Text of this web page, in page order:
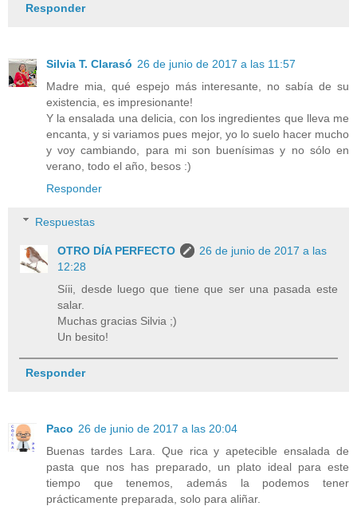
Responder
Silvia T. Clarasó 26 de junio de 2017 a las 11:57
Madre mia, qué espejo más interesante, no sabía de su
existencia, es impresionante!
Y la ensalada una delicia, con los ingredientes que lleva me
encanta, y si variamos pues mejor, yo lo suelo hacer mucho
y voy cambiando, para mi son buenísimas y no sólo en
verano, todo el año, besos :)
Responder
Respuestas
OTRO DÍA PERFECTO
26 de junio de 2017 a las
12:28
Síii, desde luego que tiene que ser una pasada este
salar.
Muchas gracias Silvia ;)
Un besito!
Responder
Paco 26 de junio de 2017 a las 20:04
Buenas tardes Lara. Que rica y apetecible ensalada de
pasta que nos has preparado, un plato ideal para este
tiempo que tenemos, además la podemos tener
prácticamente preparada, solo para aliñar.